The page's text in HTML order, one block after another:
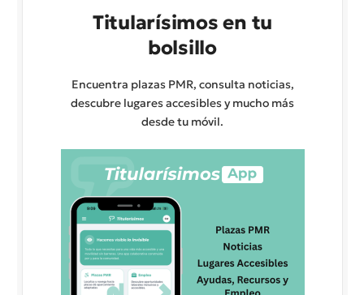
Titularísimos en tu
bolsillo
Encuentra plazas PMR, consulta noticias,
descubre lugares accesibles y mucho más
desde tu móvil.